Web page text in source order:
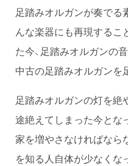
足踏みオルガンが奏でる
んな楽器にも再現するこ
た今、足踏みオルガンの
中古の足踏みオルガンを
足踏みオルガンの灯を絶
途絶えてしまった今とな
家を増やさなければなら
を知る人自体が少なくな